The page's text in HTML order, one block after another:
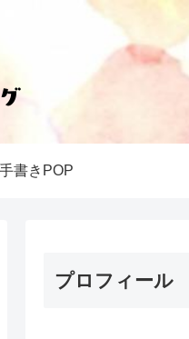
手書きPOP
プロフィール